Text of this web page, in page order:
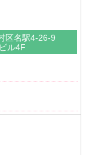
区名駅4-26-9
ル4F